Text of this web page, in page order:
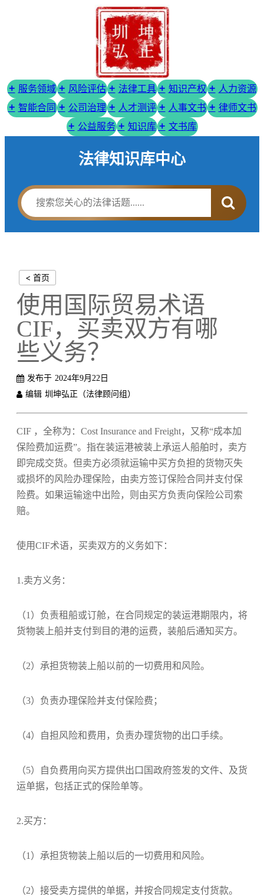
服务领域 风险评估 法律工具 知识产权
人力资源
智能合同
公司治理 人才测评 人事文书
律师文书
公益服务
知识库 文书库
法律知识库中心
< 首页
使用国际贸易术语
CIF，买卖双方有哪
些义务？
发布于 2024年9月22日
编辑 圳坤弘正（法律顾问组）
CIF ，全称为：Cost Insurance and Freight，又称“成本加
保险费加运费”。 指在装运港被装上承运人船舶时，卖方
即完成交货。但卖方必须就运输中买方负担的货物灭失
或损坏的风险办理保险，由卖方签订保险合同并支付保
险费。如果运输途中出险，则由买方负责向保险公司索
赔。
使用CIF术语，买卖双方的义务如下：
1.卖方义务：
（1）负责租船或订舱，在合同规定的装运港期限内，将
货物装上船并支付到目的港的运费，装船后通知买方。
（2）承担货物装上船以前的一切费用和风险。
（3）负责办理保险并支付保险费；
（4）自担风险和费用，负责办理货物的出口手续。
（5）自负费用向买方提供出口国政府签发的文件、及货
运单据，包括正式的保险单等。
2.买方：
（1）承担货物装上船以后的一切费用和风险。
（2）接受卖方提供的单据，并按合同规定支付货款。